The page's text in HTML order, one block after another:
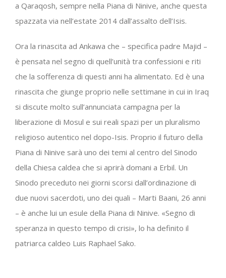
a Qaraqosh, sempre nella Piana di Ninive, anche questa
spazzata via nell’estate 2014 dall’assalto dell’Isis.
Ora la rinascita ad Ankawa che – specifica padre Majid –
è pensata nel segno di quell’unità tra confessioni e riti
che la sofferenza di questi anni ha alimentato. Ed è una
rinascita che giunge proprio nelle settimane in cui in Iraq
si discute molto sull’annunciata campagna per la
liberazione di Mosul e sui reali spazi per un pluralismo
religioso autentico nel dopo-Isis. Proprio il futuro della
Piana di Ninive sarà uno dei temi al centro del Sinodo
della Chiesa caldea che si aprirà domani a Erbil. Un
Sinodo preceduto nei giorni scorsi dall’ordinazione di
due nuovi sacerdoti, uno dei quali – Marti Baani, 26 anni
– è anche lui un esule della Piana di Ninive. «Segno di
speranza in questo tempo di crisi», lo ha definito il
patriarca caldeo Luis Raphael Sako.